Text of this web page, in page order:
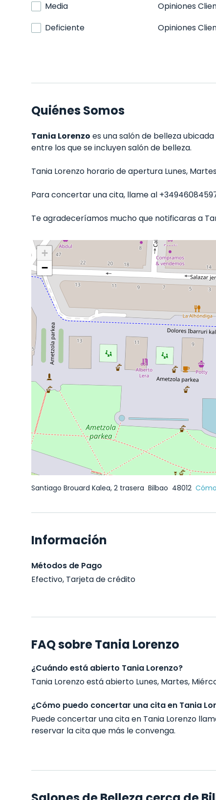
Media
Opiniones
Deficiente
Opiniones
Quiénes Somos
Tania Lorenzo es una salón de belleza
entre los que se incluyen salón de belleza.
Tania Lorenzo horario de apertura Lunes,
Para concertar una cita, llame al
Te agradeceríamos mucho que notificaras a
+
−
Santiago Brouard Kalea, 2 trasera Bilbao 48012
Información
Métodos de Pago
Efectivo, Tarjeta de crédito
FAQ sobre Tania Lorenzo
¿Cuándo está abierto Tania Lorenzo?
Tania Lorenzo está abierto Lunes, Martes,
¿Cómo puedo concertar una cita en Tania
Puede concertar una cita en Tania Lorenzo
reservar la cita que más le convenga.